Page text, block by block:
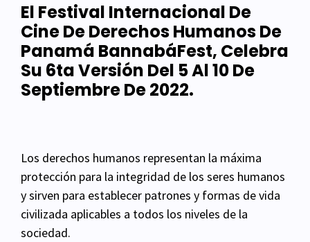
El Festival Internacional De
Cine De Derechos Humanos De
Panamá BannabáFest, Celebra
Su 6ta Versión Del 5 Al 10 De
Septiembre De 2022.
Los derechos humanos representan la máxima
protección para la integridad de los seres humanos
y sirven para establecer patrones y formas de vida
civilizada aplicables a todos los niveles de la
sociedad.